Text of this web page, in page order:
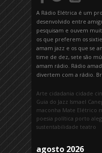
A Rádio Elétrica é um
desenvolvido entre
pesquisam e ouvem
os que preferem os
amam jazz e os que se
time de dez, sete são
amam rádio. Rádio
divertem com a rádio.
Arte cidadania cidade
Guia do Jazz Ismael
maconha Mate Elétrico
poesia política porto
sustentabilidade teatro
agosto 2026